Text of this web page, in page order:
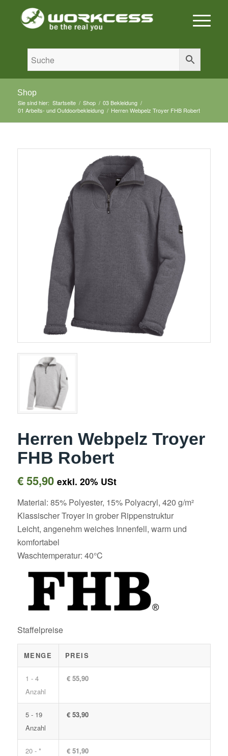
Shop
Sie sind hier: Startseite / Shop / 03 Bekleidung /
01 Arbeits- und Outdoorbekleidung / Herren Webpelz Troyer FHB Robert
Herren Webpelz Troyer
FHB Robert
€55,90 exkl. 20% USt
Material: 85% Polyester, 15% Polyacryl, 420 g/m²
Klassischer Troyer in grober Rippenstruktur
Leicht, angenehm weiches Innenfell, warm und
komfortabel
Waschtemperatur: 40°C
Staffelpreise
MENGE PREIS
1 - 4
Anzahl
€ 55,90
5 - 19
Anzahl
€ 53,90
20 - *
€ 51,90